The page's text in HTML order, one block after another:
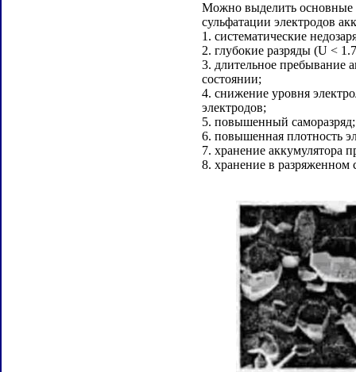
Можно выделить
сульфатации электродов
1. систематические
2. глубокие разряды (U <
3. длительное пребывание
состоянии;
4. снижение уровня
электродов;
5. повышенный саморазряд;
6. повышенная плотность
7. хранение аккумулятора
8. хранение в разряженном